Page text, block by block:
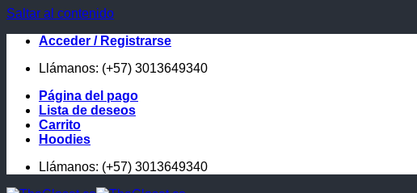
Saltar al contenido
Acceder / Registrarse
Llámanos: (+57) 3013649340
Página del pago
Lista de deseos
Carrito
Hoodies
Llámanos: (+57) 3013649340